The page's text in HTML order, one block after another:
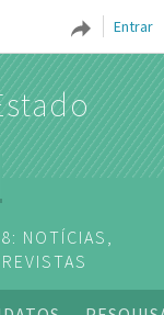
Entrar
NOTÍCIAS,